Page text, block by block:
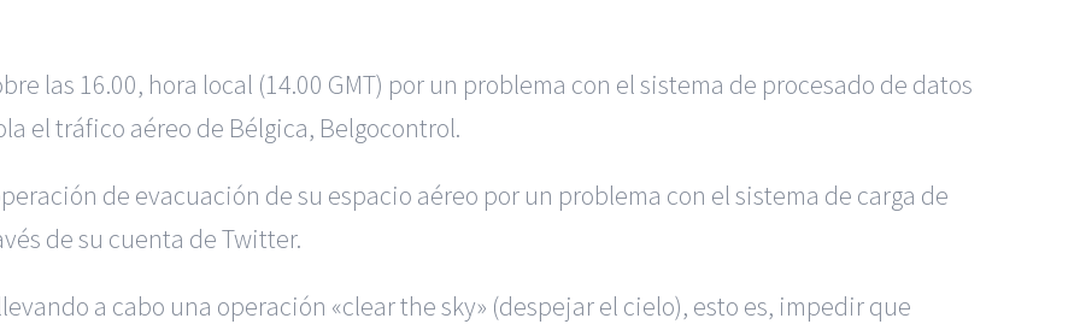
las 16.00, hora local (14.00 GMT) por un problema con el sistema de procesado de datos
el tráfico aéreo de Bélgica, Belgocontrol.
de evacuación de su espacio aéreo por un problema con el sistema de carga de
de su cuenta de Twitter.
a cabo una operación «clear the sky» (despejar el cielo), esto es, impedir que